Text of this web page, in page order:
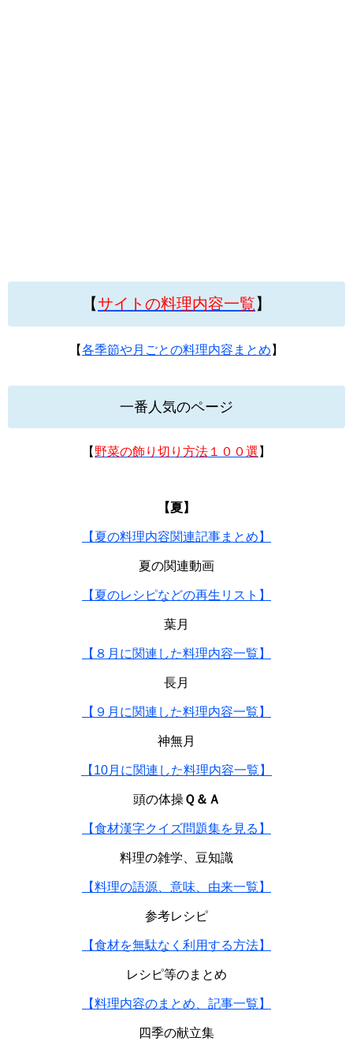
【サイトの料理内容一覧】
【各季節や月ごとの料理内容まとめ 】
一番人気のページ
【 野菜の飾り切り方法１００選 】
【夏】
【夏の料理内容関連記事まとめ】
夏の関連動画
【夏のレシピなどの再生リスト】
葉月
【８月に関連した料理内容一覧】
長月
【９月に関連した料理内容一覧】
神無月
【10月に関連した料理内容一覧】
頭の体操Ｑ＆Ａ
【食材漢字クイズ問題集を見る】
料理の雑学、豆知識
【料理の語源、意味、由来一覧】
参考レシピ
【食材を無駄なく利用する方法】
レシピ等のまとめ
【料理内容のまとめ、記事一覧】
四季の献立集